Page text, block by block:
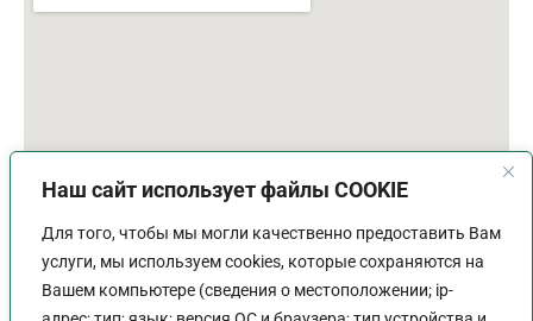
Наш сайт использует файлы COOKIE
Для того, чтобы мы могли качественно предоставить Вам
услуги, мы используем cookies, которые сохраняются на
Вашем компьютере (сведения о местоположении; ip-